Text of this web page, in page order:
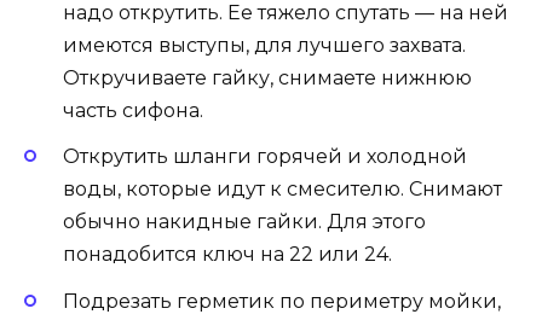
надо открутить. Ее тяжело спутать — на ней
имеются выступы, для лучшего захвата.
Откручиваете гайку, снимаете нижнюю
часть сифона.
Открутить шланги горячей и холодной
воды, которые идут к смесителю. Снимают
обычно накидные гайки. Для этого
понадобится ключ на 22 или 24.
Подрезать герметик по периметру мойки,